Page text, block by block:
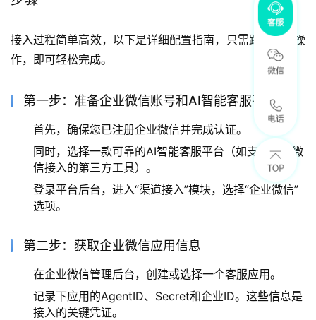
接入过程简单高效，以下是详细配置指南，只需跟随步骤操
作，即可轻松完成。
第一步：准备企业微信账号和AI智能客服平台
首先，确保您已注册企业微信并完成认证。
同时，选择一款可靠的AI智能客服平台（如支持企业微
信接入的第三方工具）。
登录平台后台，进入“渠道接入”模块，选择“企业微信”
选项。
第二步：获取企业微信应用信息
在企业微信管理后台，创建或选择一个客服应用。
记录下应用的AgentID、Secret和企业ID。这些信息是
接入的关键凭证。